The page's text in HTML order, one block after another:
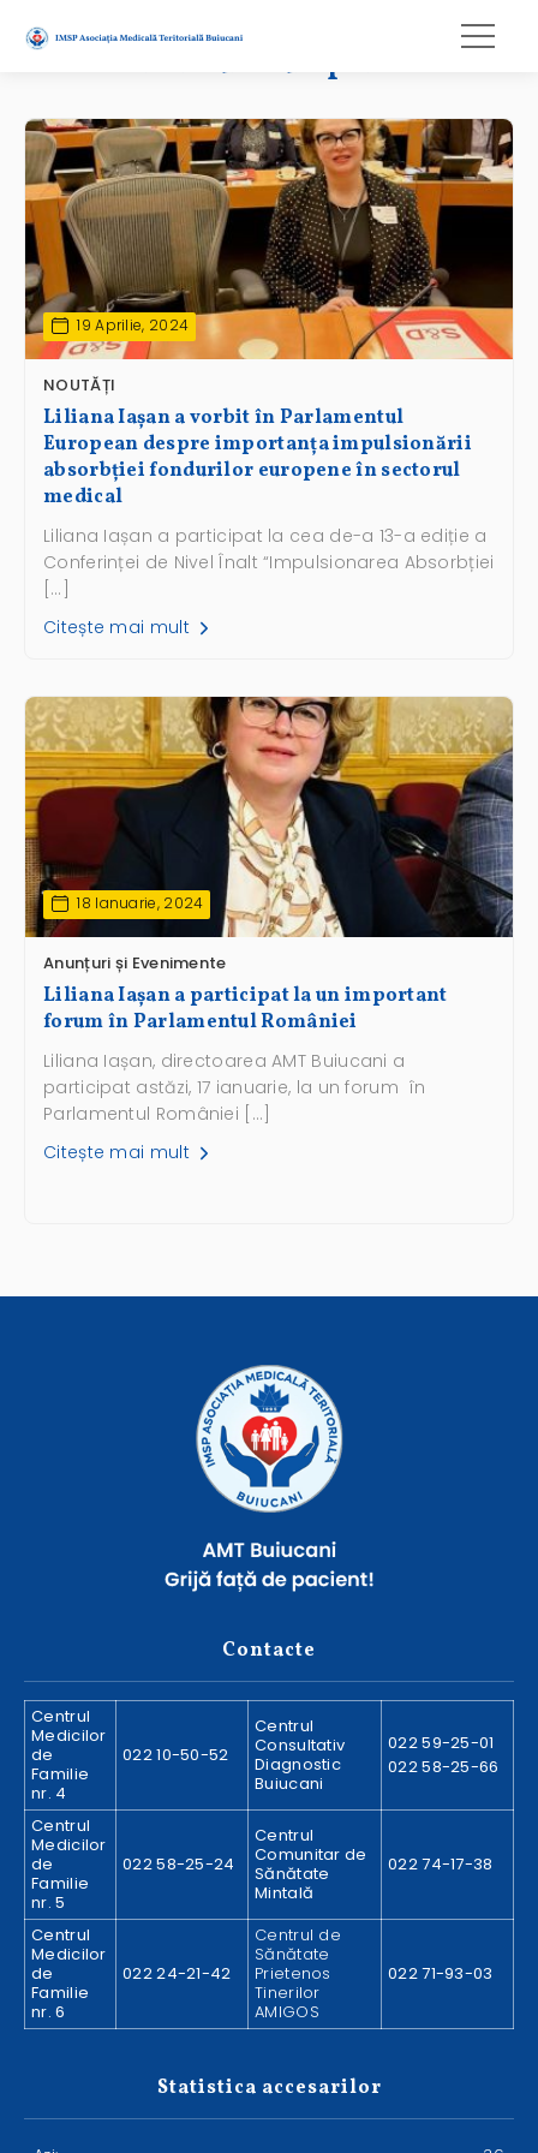
fonduri europene
19 Aprilie, 2024
NOUTĂȚI
Liliana Iașan a vorbit în Parlamentul
European despre importanța impulsionării
absorbției fondurilor europene în sectorul
medical
Liliana Iașan a participat la cea de-a 13-a ediție a
Conferinței de Nivel Înalt “Impulsionarea Absorbției
[…]
Citește mai mult
18 Ianuarie, 2024
Anunțuri și Evenimente
Liliana Iașan a participat la un important
forum în Parlamentul României
Liliana Iașan, directoarea AMT Buiucani a
participat astăzi, 17 ianuarie, la un forum în
Parlamentul României […]
Citește mai mult
Contacte
Centrul
Medicilor
de
Familie
nr. 4
022 10-50-52
Centrul
Consultativ
Diagnostic
Buiucani
022 59-25-01
022 58-25-66
Centrul
Medicilor
de
Familie
nr. 5
022 58-25-24
Centrul
Comunitar de
Sănătate
Mintală
022 74-17-38
Centrul
Medicilor
de
Familie
nr. 6
022 24-21-42
Centrul de
Sănătate
Prietenos
Tinerilor
AMIGOS
022 71-93-03
Statistica accesarilor